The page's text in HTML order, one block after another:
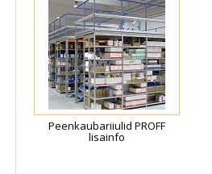
Peenkaubariiulid PROFF
lisainfo